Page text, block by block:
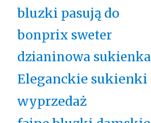
bluzki pasują do
bonprix sweter
dzianinowa sukienka
Eleganckie sukienki
wyprzedaż